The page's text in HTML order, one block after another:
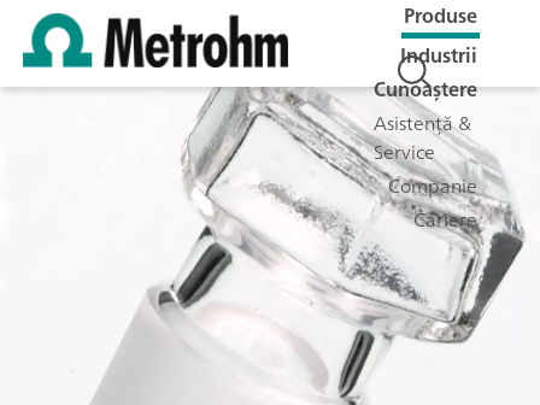
Produse
Industrii
Cunoaștere
Asistență &
Service
Companie
Cariere